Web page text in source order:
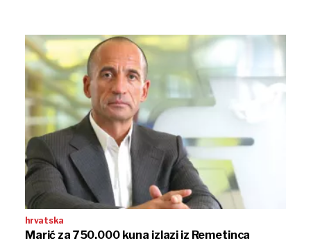
hrvatska
Marić za 750.000 kuna izlazi iz Remetinca